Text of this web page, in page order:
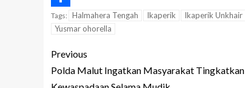
Share
Tags: Halmahera Tengah Ikaperik Ikaperik Unkhair
Yusmar ohorella
Previous
Polda Malut Ingatkan Masyarakat Tingkatkan